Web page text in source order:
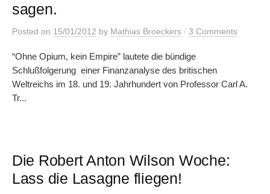
sagen.
Posted on 15/01/2012 by Mathias Broeckers / 3 Comments
“Ohne Opium, kein Empire” lautete die bündige
Schlußfolgerung einer Finanzanalyse des britischen
Weltreichs im 18. und 19. Jahrhundert von Professor Carl A.
Tr...
Die Robert Anton Wilson Woche:
Lass die Lasagne fliegen!